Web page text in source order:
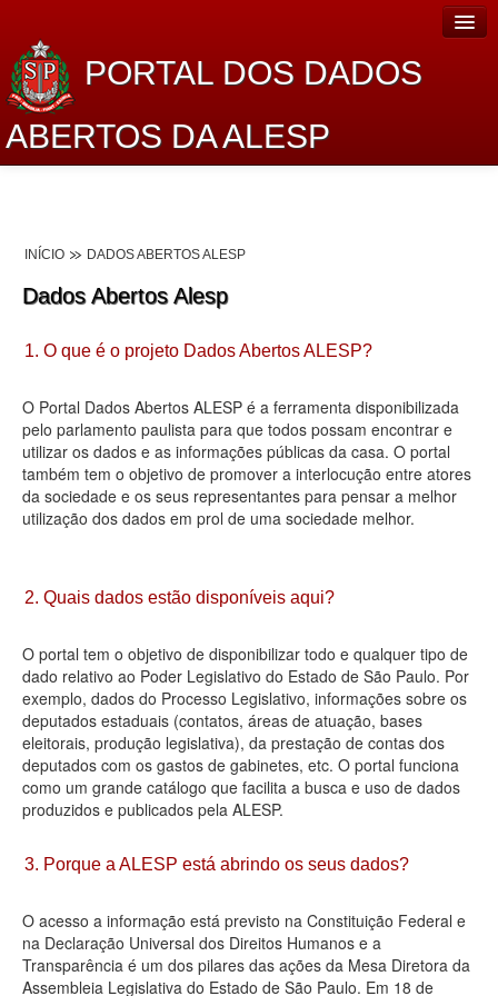
PORTAL DOS DADOS
ABERTOS DA ALESP
Lei de Acesso à Informação
Dados Governamentais Abertos
Planejamento
Catálogo de dados
Processo Legislativo
Deputados Estaduais
Agenda
Perguntas frequentes
Contato
INÍCIO DADOS ABERTOS ALESP
Dados Abertos Alesp
1. O que é o projeto Dados Abertos ALESP?
O Portal Dados Abertos ALESP é a ferramenta disponibilizada
pelo parlamento paulista para que todos possam encontrar e
utilizar os dados e as informações públicas da casa. O portal
também tem o objetivo de promover a interlocução entre atores
da sociedade e os seus representantes para pensar a melhor
utilização dos dados em prol de uma sociedade melhor.
2. Quais dados estão disponíveis aqui?
O portal tem o objetivo de disponibilizar todo e qualquer tipo de
dado relativo ao Poder Legislativo do Estado de São Paulo. Por
exemplo, dados do Processo Legislativo, informações sobre os
deputados estaduais (contatos, áreas de atuação, bases
eleitorais, produção legislativa), da prestação de contas dos
deputados com os gastos de gabinetes, etc. O portal funciona
como um grande catálogo que facilita a busca e uso de dados
produzidos e publicados pela ALESP.
3. Porque a ALESP está abrindo os seus dados?
O acesso a informação está previsto na Constituição Federal e
na Declaração Universal dos Direitos Humanos e a
Transparência é um dos pilares das ações da Mesa Diretora da
Assembleia Legislativa do Estado de São Paulo. Em 18 de